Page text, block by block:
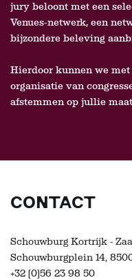
jury beloont met een
Venues-netwerk, een
bijzondere beleving
Hierdoor kunnen we
organisatie van
afstemmen op jullie
CONTACT
Schouwburg Kortrijk -
Schouwburgplein 14,
+32 (0)56 23 98 50